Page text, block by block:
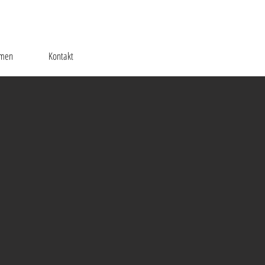
Kontakt